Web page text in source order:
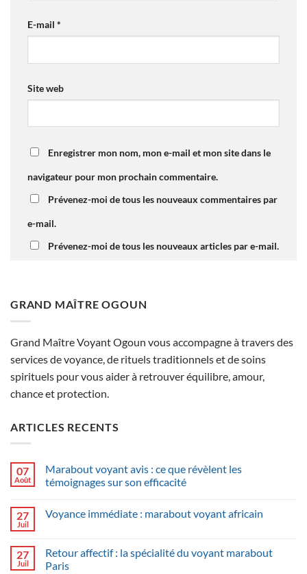
E-mail *
Site web
Enregistrer mon nom, mon e-mail et mon site dans le
navigateur pour mon prochain commentaire.
Prévenez-moi de tous les nouveaux commentaires par
e-mail.
Prévenez-moi de tous les nouveaux articles par e-mail.
GRAND MAÎTRE OGOUN
Grand Maître Voyant Ogoun vous accompagne à travers des
services de voyance, de rituels traditionnels et de soins
spirituels pour vous aider à retrouver équilibre, amour,
chance et protection.
ARTICLES RECENTS
07
Août
Marabout voyant avis : ce que révèlent les
témoignages sur son efficacité
27
Juil
Voyance immédiate : marabout voyant africain
27
Juil
Retour affectif : la spécialité du voyant marabout
Paris